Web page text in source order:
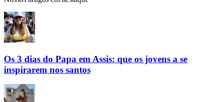
Os 3 dias do Papa em Assis: que os jovens a se
inspirarem nos santos